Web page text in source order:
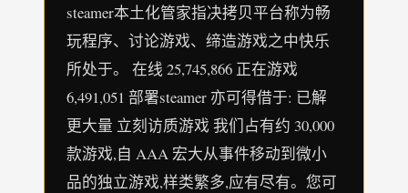
steamer本土化管家指决拷贝平台称为畅
玩程序、讨论游戏、缔造游戏之中快乐
所处于。 在线 25,745,866 正在游戏
6,491,051 部署steamer 亦可得借于: 已解
更大量 立刻访质游戏 我们占有约 30,000
款游戏,自 AAA 宏大从事件移动到微小
品的独立游戏,样类繁多,应有尽有。您可